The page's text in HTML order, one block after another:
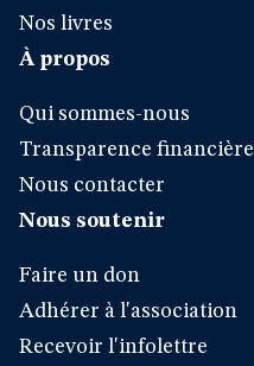
Nos livres
À propos
Qui sommes-nous
Transparence financière
Nous contacter
Nous soutenir
Faire un don
Adhérer à l'association
Recevoir l'infolettre